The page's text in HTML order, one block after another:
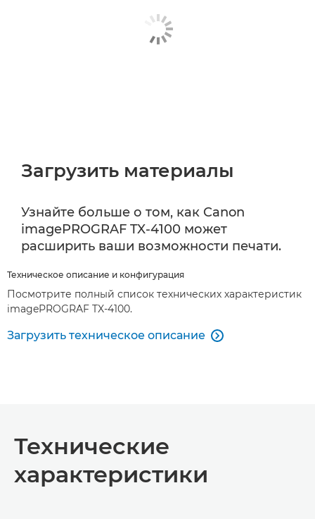
Загрузить материалы
Узнайте больше о том, как Canon
imagePROGRAF TX-4100 может
расширить ваши возможности печати.
Техническое описание и конфигурация
Посмотрите полный список технических характеристик
imagePROGRAF TX-4100.
Загрузить техническое описание 
Технические
характеристики